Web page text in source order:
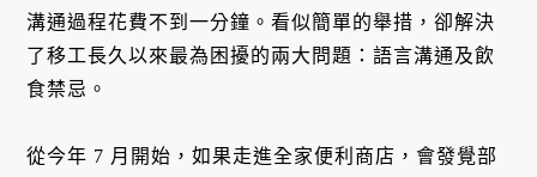
溝通過程花費不到一分鐘。看似簡單的舉措，卻解決
了移工長久以來最為困擾的兩大問題：語言溝通及飲
食禁忌。
從今年 7 月開始，如果走進全家便利商店，會發覺部